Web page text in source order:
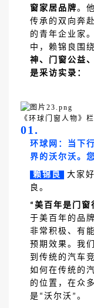
窗家居品牌。
传承的双向奔
的青年企业家
中，赖锦良围绕
神、门窗公益
是采访实录：
《环球门窗人物》 栏
01.
环球网：当下
界的沃尔沃。
赖锦良
大家
良。
“ 美百年是门窗
于美百年的品
非常积极、有
预期效果。我
到传统的汽车
如何在传统的
的位置，在众
是 “ 沃尔沃 ” 。